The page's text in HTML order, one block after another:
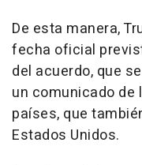
De esta manera,
fecha oficial
del acuerdo, que
un comunicado de
países, que
Estados Unidos.